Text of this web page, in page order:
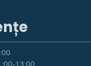
13:00